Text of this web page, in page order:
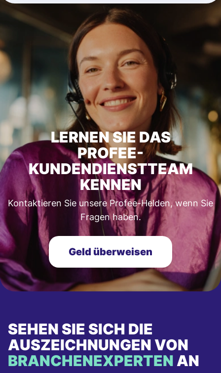
LERNEN SIE DAS
PROFEE-
KUNDENDIENSTTEAM
KENNEN
Kontaktieren Sie unsere Profee-Helden, wenn Sie
Fragen haben.
Geld überweisen
SEHEN SIE SICH DIE
AUSZEICHNUNGEN VON
BRANCHENEXPERTEN AN